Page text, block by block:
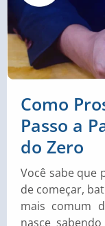
Como
Passo a
do Zero
Você sabe que
de começar,
mais comum
nasce